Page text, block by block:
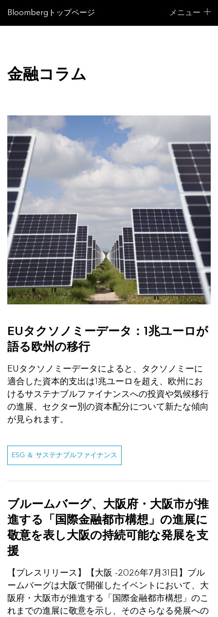
Bloombergトップページ メニュー
金融コラム
EUタクソノミーデータ：1兆ユーロが
語る欧州の移行
EUタクソノミーデータによると、タクソノミーに
適合した資本的支出は1兆ユーロを超え、欧州にお
けるサステナブルファイナンスへの投資や気候移行
の進展、セクター別の資本配分について新たな傾向
が見られます。
ESG ＆ サステナブルファイナンス
ブルームバーグ、大阪府・大阪市が推
進する「国際金融都市構想」の進展に
敬意を表し大阪の持続可能な発展を支
援
【プレスリリース】【大阪 -2026年7月31日】ブル
ームバーグは大阪で開催したイベントにおいて、大
阪府・大阪市が推進する「国際金融都市構想」のこ
れまでの進展に敬意を示し、そのさらなる発展への